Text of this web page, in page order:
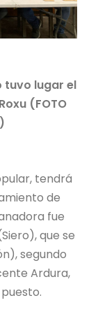
tuvo lugar el
(FOTO
tendrá
de
fue
que se
segundo
Ardura,